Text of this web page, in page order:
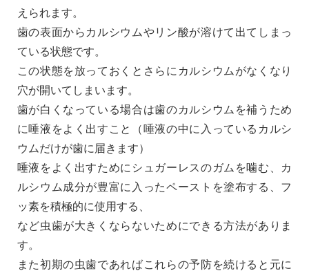
えられます。
歯の表面からカルシウムやリン酸が溶けて出てしまっ
ている状態です。
この状態を放っておくとさらにカルシウムがなくなり
穴が開いてしまいます。
歯が白くなっている場合は歯のカルシウムを補うため
に唾液をよく出すこと（唾液の中に入っているカルシ
ウムだけが歯に届きます）
唾液をよく出すためにシュガーレスのガムを噛む、カ
ルシウム成分が豊富に入ったペーストを塗布する、フ
ッ素を積極的に使用する、
など虫歯が大きくならないためにできる方法がありま
す。
また初期の虫歯であればこれらの予防を続けると元に